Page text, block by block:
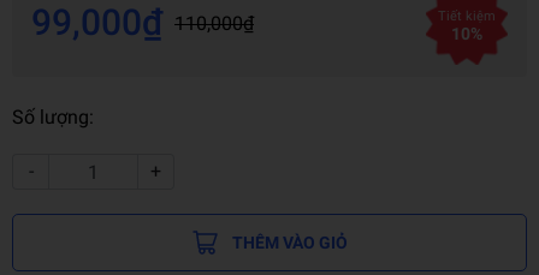
99,000₫ 110,000₫ Tiết kiệm
10%
Số lượng:
- +
THÊM VÀO GIỎ